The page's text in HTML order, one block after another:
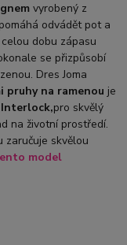
vyrobený z
odvádět pot a
dobu zápasu
se přizpůsobí
Dres Joma
pruhy na ramenou je
pro skvělý
na životní prostředí.
zaručuje skvělou
model